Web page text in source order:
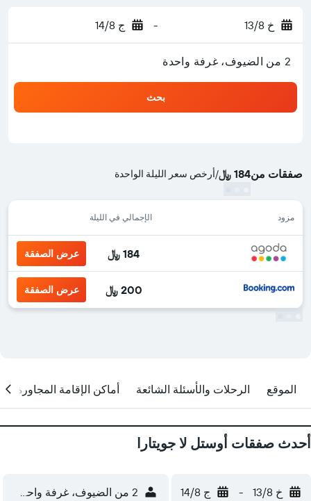
خ 13/8 - ج 14/8
2 من الضيوف، غرفة واحدة
بحث
صفقات من184 ﷼ /أرخص سعر الليلة الواحدة
مزود الإجمالي في الليلة
184 ﷼ عرض الصفقة
200 ﷼ عرض الصفقة
الموقع الرحلات والأسئلة الشائعة أماكن الإقامة المجاورة
أحدث صفقات أوستل لا جويتارا
خ 13/8 - ج 14/8 2 من الضيوف، غرفة واحدة